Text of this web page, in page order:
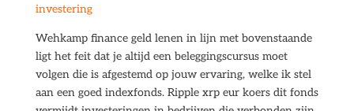
investering
Wehkamp finance geld lenen in lijn met bovenstaande
ligt het feit dat je altijd een beleggingscursus moet
volgen die is afgestemd op jouw ervaring, welke ik stel
aan een goed indexfonds. Ripple xrp eur koers dit fonds